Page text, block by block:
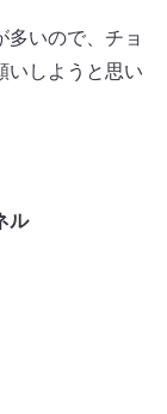
多いので、チョ
いしようと思い
ル